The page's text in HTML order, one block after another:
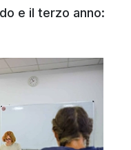
e il terzo anno: